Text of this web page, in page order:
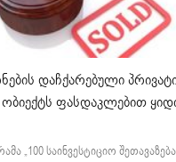
დაჩქარებული
ფასდაკლებით
„100 საინვესტიციო